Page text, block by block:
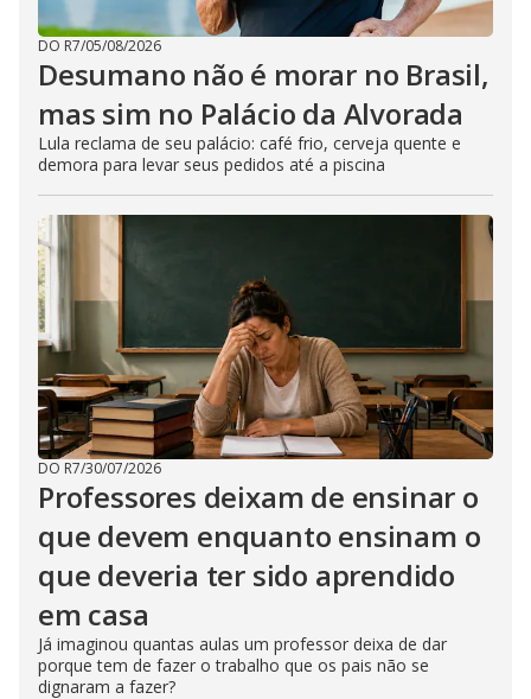
DO R7/05/08/2026
Desumano não é morar no Brasil,
mas sim no Palácio da Alvorada
Lula reclama de seu palácio: café frio, cerveja quente e
demora para levar seus pedidos até a piscina
DO R7/30/07/2026
Professores deixam de ensinar o
que devem enquanto ensinam o
que deveria ter sido aprendido
em casa
Já imaginou quantas aulas um professor deixa de dar
porque tem de fazer o trabalho que os pais não se
dignaram a fazer?